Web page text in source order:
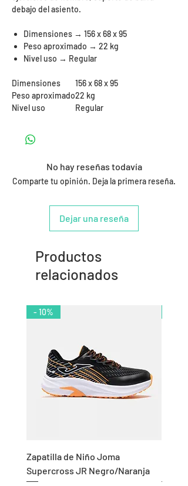
debajo del asiento.
Dimensiones → 156 x 68 x 95
Peso aproximado → 22 kg
Nivel uso → Regular
Dimensiones
156 x 68 x 95
Peso aproximado22 kg
Nivel uso
Regular
No hay reseñas todavía
Comparte tu opinión. Deja la primera reseña.
Dejar una reseña
Productos
relacionados
- 10%
Zapatilla de Niño Joma
Supercross JR Negro/Naranja